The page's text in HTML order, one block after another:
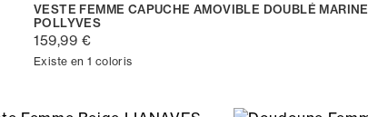
VESTE FEMME CAPUCHE AMOVIBLE DOUBLÉ MARINE
POLLYVES
159,99 €
Existe en 1 coloris